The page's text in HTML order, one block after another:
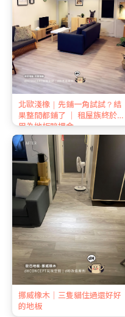
北歐淺橡｜先鋪一角試試？結
果整間都鋪了 ｜ 租屋族終於不
用為地板賠押金
挪威橡木｜三隻貓住過還好好
的地板